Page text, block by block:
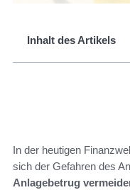
Inhalt des Artikels
In der heutigen
sich der Gefahren des
Anlagebetrug